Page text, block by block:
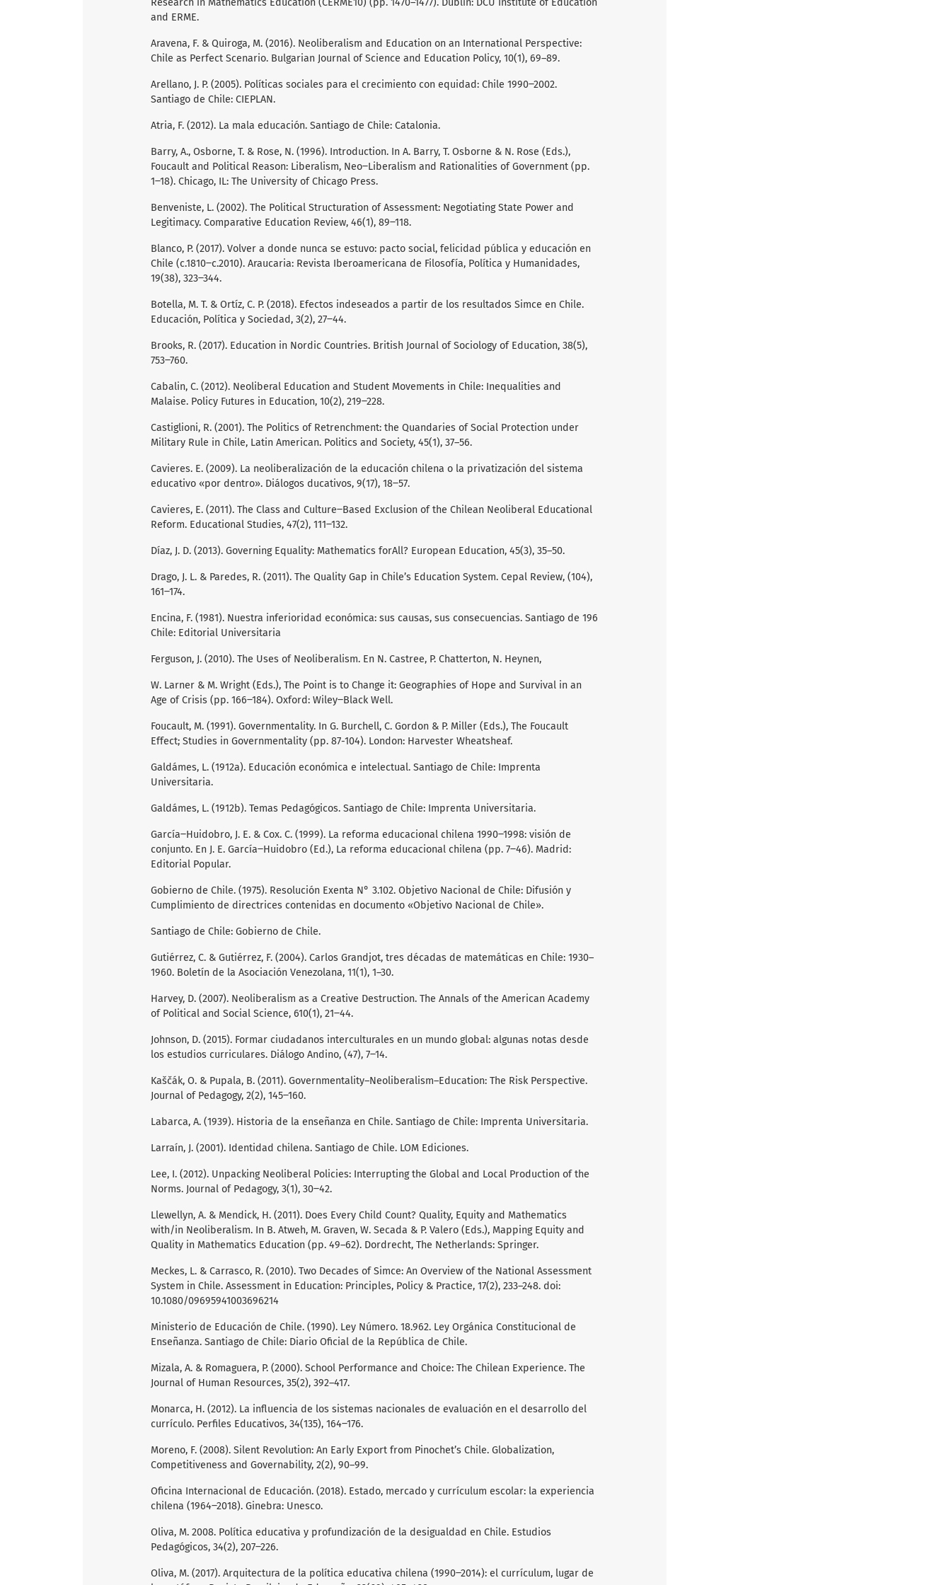
and ERME.
Aravena, F. & Quiroga, M. (2016). Neoliberalism and Education on an International Perspective:
Chile as Perfect Scenario. Bulgarian Journal of Science and Education Policy, 10(1), 69–89.
Arellano, J. P. (2005). Políticas sociales para el crecimiento con equidad: Chile 1990‒2002.
Santiago de Chile: CIEPLAN.
Atria, F. (2012). La mala educación. Santiago de Chile: Catalonia.
Barry, A., Osborne, T. & Rose, N. (1996). Introduction. In A. Barry, T. Osborne & N. Rose (Eds.),
Foucault and Political Reason: Liberalism, Neo‒Liberalism and Rationalities of Government (pp.
1‒18). Chicago, IL: The University of Chicago Press.
Benveniste, L. (2002). The Political Structuration of Assessment: Negotiating State Power and
Legitimacy. Comparative Education Review, 46(1), 89‒118.
Blanco, P. (2017). Volver a donde nunca se estuvo: pacto social, felicidad pública y educación en
Chile (c.1810‒c.2010). Araucaria: Revista Iberoamericana de Filosofía, Política y Humanidades,
19(38), 323‒344.
Botella, M. T. & Ortíz, C. P. (2018). Efectos indeseados a partir de los resultados Simce en Chile.
Educación, Política y Sociedad, 3(2), 27‒44.
Brooks, R. (2017). Education in Nordic Countries. British Journal of Sociology of Education, 38(5),
753‒760.
Cabalin, C. (2012). Neoliberal Education and Student Movements in Chile: Inequalities and
Malaise. Policy Futures in Education, 10(2), 219‒228.
Castiglioni, R. (2001). The Politics of Retrenchment: the Quandaries of Social Protection under
Military Rule in Chile, Latin American. Politics and Society, 45(1), 37–56.
Cavieres. E. (2009). La neoliberalización de la educación chilena o la privatización del sistema
educativo «por dentro». Diálogos ducativos, 9(17), 18‒57.
Cavieres, E. (2011). The Class and Culture‒Based Exclusion of the Chilean Neoliberal Educational
Reform. Educational Studies, 47(2), 111‒132.
Díaz, J. D. (2013). Governing Equality: Mathematics forAll? European Education, 45(3), 35–50.
Drago, J. L. & Paredes, R. (2011). The Quality Gap in Chile’s Education System. Cepal Review, (104),
161‒174.
Encina, F. (1981). Nuestra inferioridad económica: sus causas, sus consecuencias. Santiago de 196
Chile: Editorial Universitaria
Ferguson, J. (2010). The Uses of Neoliberalism. En N. Castree, P. Chatterton, N. Heynen,
W. Larner & M. Wright (Eds.), The Point is to Change it: Geographies of Hope and Survival in an
Age of Crisis (pp. 166‒184). Oxford: Wiley‒Black Well.
Foucault, M. (1991). Governmentality. In G. Burchell, C. Gordon & P. Miller (Eds.), The Foucault
Effect; Studies in Governmentality (pp. 87-104). London: Harvester Wheatsheaf.
Galdámes, L. (1912a). Educación económica e intelectual. Santiago de Chile: Imprenta
Universitaria.
Galdámes, L. (1912b). Temas Pedagógicos. Santiago de Chile: Imprenta Universitaria.
García‒Huidobro, J. E. & Cox. C. (1999). La reforma educacional chilena 1990‒1998: visión de
conjunto. En J. E. García‒Huidobro (Ed.), La reforma educacional chilena (pp. 7‒46). Madrid:
Editorial Popular.
Gobierno de Chile. (1975). Resolución Exenta N° 3.102. Objetivo Nacional de Chile: Difusión y
Cumplimiento de directrices contenidas en documento «Objetivo Nacional de Chile».
Santiago de Chile: Gobierno de Chile.
Gutiérrez, C. & Gutiérrez, F. (2004). Carlos Grandjot, tres décadas de matemáticas en Chile: 1930–
1960. Boletín de la Asociación Venezolana, 11(1), 1–30.
Harvey, D. (2007). Neoliberalism as a Creative Destruction. The Annals of the American Academy
of Political and Social Science, 610(1), 21‒44.
Johnson, D. (2015). Formar ciudadanos interculturales en un mundo global: algunas notas desde
los estudios curriculares. Diálogo Andino, (47), 7‒14.
Kaščák, O. & Pupala, B. (2011). Governmentality–Neoliberalism–Education: The Risk Perspective.
Journal of Pedagogy, 2(2), 145‒160.
Labarca, A. (1939). Historia de la enseñanza en Chile. Santiago de Chile: Imprenta Universitaria.
Larraín, J. (2001). Identidad chilena. Santiago de Chile. LOM Ediciones.
Lee, I. (2012). Unpacking Neoliberal Policies: Interrupting the Global and Local Production of the
Norms. Journal of Pedagogy, 3(1), 30‒42.
Llewellyn, A. & Mendick, H. (2011). Does Every Child Count? Quality, Equity and Mathematics
with/in Neoliberalism. In B. Atweh, M. Graven, W. Secada & P. Valero (Eds.), Mapping Equity and
Quality in Mathematics Education (pp. 49–62). Dordrecht, The Netherlands: Springer.
Meckes, L. & Carrasco, R. (2010). Two Decades of Simce: An Overview of the National Assessment
System in Chile. Assessment in Education: Principles, Policy & Practice, 17(2), 233–248. doi:
10.1080/09695941003696214
Ministerio de Educación de Chile. (1990). Ley Número. 18.962. Ley Orgánica Constitucional de
Enseñanza. Santiago de Chile: Diario Oficial de la República de Chile.
Mizala, A. & Romaguera, P. (2000). School Performance and Choice: The Chilean Experience. The
Journal of Human Resources, 35(2), 392–417.
Monarca, H. (2012). La influencia de los sistemas nacionales de evaluación en el desarrollo del
currículo. Perfiles Educativos, 34(135), 164‒176.
Moreno, F. (2008). Silent Revolution: An Early Export from Pinochet’s Chile. Globalization,
Competitiveness and Governability, 2(2), 90–99.
Oficina Internacional de Educación. (2018). Estado, mercado y currículum escolar: la experiencia
chilena (1964‒2018). Ginebra: Unesco.
Oliva, M. 2008. Política educativa y profundización de la desigualdad en Chile. Estudios
Pedagógicos, 34(2), 207‒226.
Oliva, M. (2017). Arquitectura de la política educativa chilena (1990‒2014): el currículum, lugar de